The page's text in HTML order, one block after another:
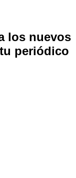
los nuevos
periódico